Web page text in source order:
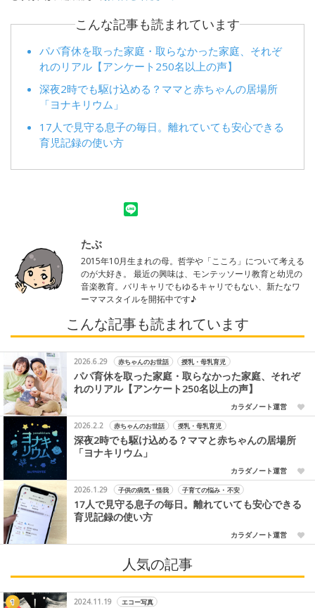
こんな記事も読まれています
パパ育休を取った家庭・取らなかった家庭、それぞ
れのリアル【アンケート250名以上の声】
深夜2時でも駆け込める？ママと赤ちゃんの居場所
「ヨナキリウム」
17人で見守る息子の毎日。離れていても安心できる
育児記録の使い方
たぶ
2015年10月生まれの母。哲学や「こころ」について考える
のが大好き。 最近の興味は、モンテッソーリ教育と幼児の
音楽教育。バリキャリでもゆるキャリでもない、新たなワ
ーママスタイルを開拓中です♪
こんな記事も読まれています
2026.6.29 赤ちゃんのお世話 授乳・母乳育児
パパ育休を取った家庭・取らなかった家庭、それぞ
れのリアル【アンケート250名以上の声】
カラダノート運営
2026.2.2
赤ちゃんのお世話 授乳・母乳育児
深夜2時でも駆け込める？ママと赤ちゃんの居場所
「ヨナキリウム」
カラダノート運営
2026.1.29
子供の病気・怪我 子育ての悩み・不安
17人で見守る息子の毎日。離れていても安心できる
育児記録の使い方
カラダノート運営
人気の記事
2024.11.19 エコー写真